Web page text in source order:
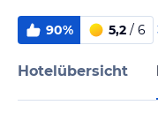
90% 5,2 / 6
Hotelübersicht